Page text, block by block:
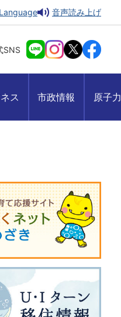
音声読み上げ
SNS
ス 市政情報 原子力